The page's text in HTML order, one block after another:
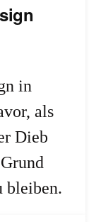
in
als
Dieb
bleiben.